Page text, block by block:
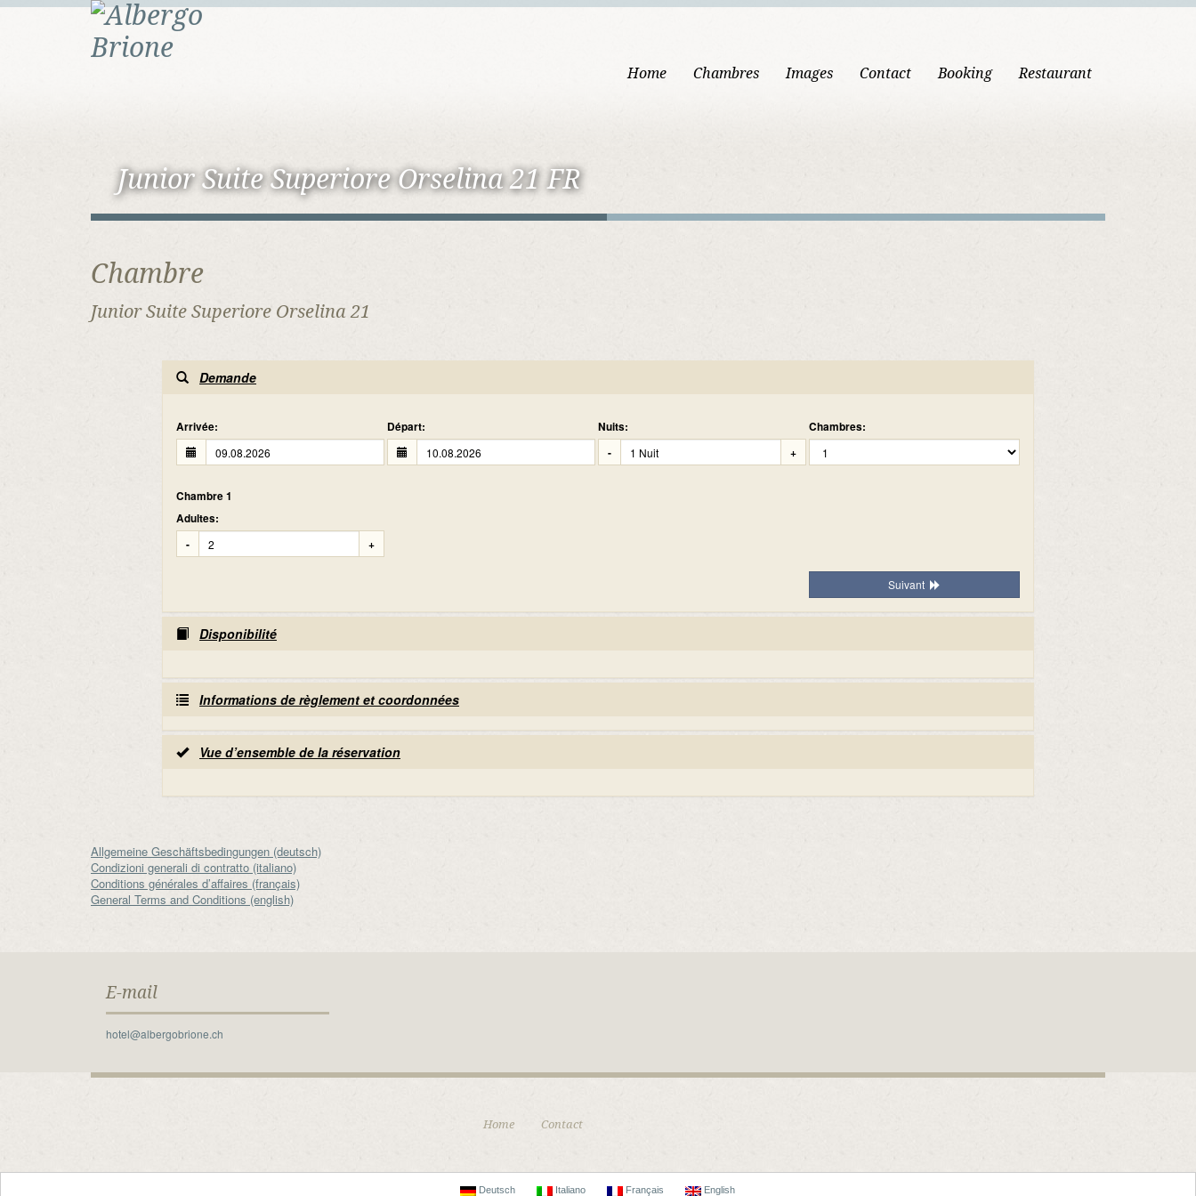
Home Chambres Images Contact Booking Restaurant
Junior Suite Superiore Orselina 21 FR
Chambre
Junior Suite Superiore Orselina 21
Demande
Arrivée: Départ: Nuits:
- +
Chambres:
Chambre 1
Adultes:
- +
Suivant
Disponibilité
Informations de règlement et coordonnées
Vue d’ensemble de la réservation
Allgemeine Geschäftsbedingungen (deutsch)
Condizioni generali di contratto (italiano)
Conditions générales d’affaires (français)
General Terms and Conditions (english)
E-mail
hotel@albergobrione.ch
Home Contact
Deutsch Italiano Français English